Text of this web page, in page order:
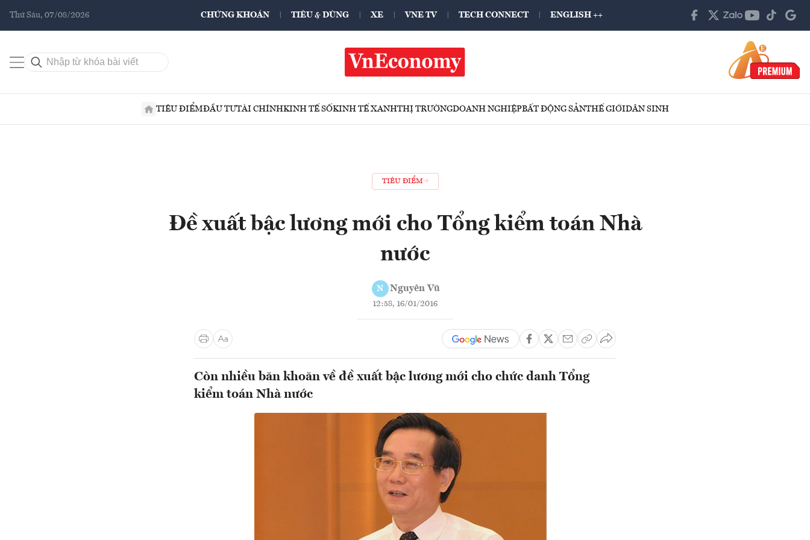
Thứ Sáu, 07/08/2026 CHỨNG KHOÁN TIÊU & DÙNG XE VNE TV TECH CONNECT ENGLISH ++
TIÊU ĐIỂMĐẦU TƯTÀI CHÍNHKINH TẾ SỐKINH TẾ XANHTHỊ TRƯỜNGDOANH NGHIỆPBẤT ĐỘNG SẢNTHẾ GIỚIDÂN SINH
TIÊU ĐIỂM
Đề xuất bậc lương mới cho Tổng kiểm toán Nhà
nước
N Nguyên Vũ
12:58, 16/01/2016
Còn nhiều băn khoăn về đề xuất bậc lương mới cho chức danh Tổng
kiểm toán Nhà nước